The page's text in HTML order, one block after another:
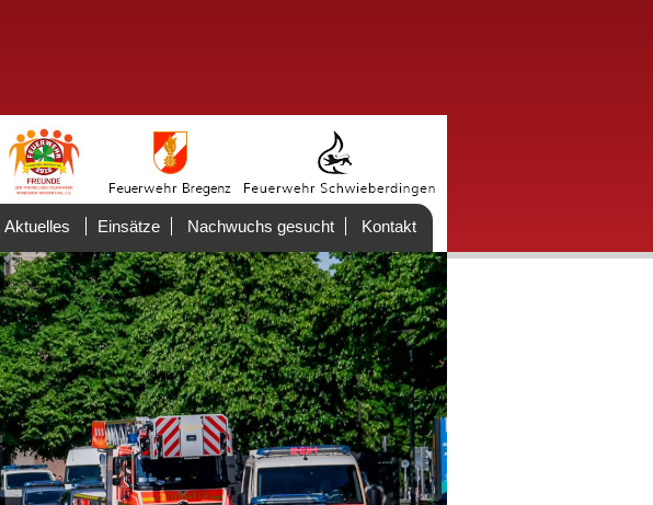
Aktuelles Einsätze Nachwuchs gesucht Kontakt